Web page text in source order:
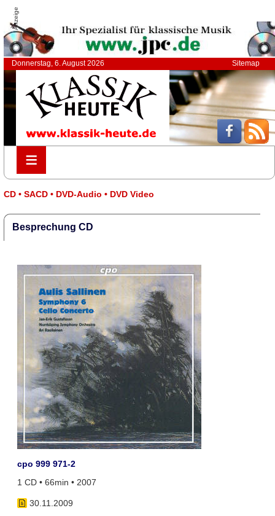
Anzeige
Donnerstag, 6. August 2026 Sitemap
≡
≡
CD • SACD • DVD-Audio • DVD Video
Besprechung CD
cpo 999 971-2
1 CD • 66min • 2007
30.11.2009